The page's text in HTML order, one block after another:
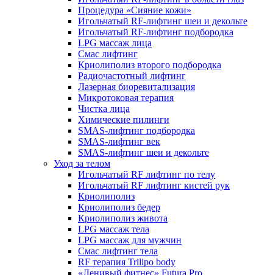
Процедура «Сияние кожи»
Игольчатый RF-лифтинг шеи и декольте
Игольчатый RF-лифтинг подбородка
LPG массаж лица
Смас лифтинг
Криолиполиз второго подбородка
Радиочастотный лифтинг
Лазерная биоревитализация
Микротоковая терапия
Чистка лица
Химические пилинги
SMAS-лифтинг подбородка
SMAS-лифтинг век
SMAS-лифтинг шеи и декольте
Уход за телом
Игольчатый RF лифтинг по телу
Игольчатый RF лифтинг кистей рук
Криолиполиз
Криолиполиз бедер
Криолиполиз живота
LPG массаж тела
LPG массаж для мужчин
Смас лифтинг тела
RF терапия Trilipo body
«Ленивый фитнес» Futura Pro